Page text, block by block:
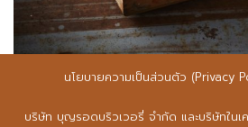
นโยบายความเป็นส่วนตัว (Privacy
บริษัท บุญรอดบริวเวอรี่ จำกัด และบริษัทใน